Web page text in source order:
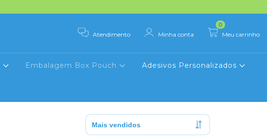
Atendimento Minha conta Meu carrinho
0
Embalagem Box Pouch Adesivos Personalizados